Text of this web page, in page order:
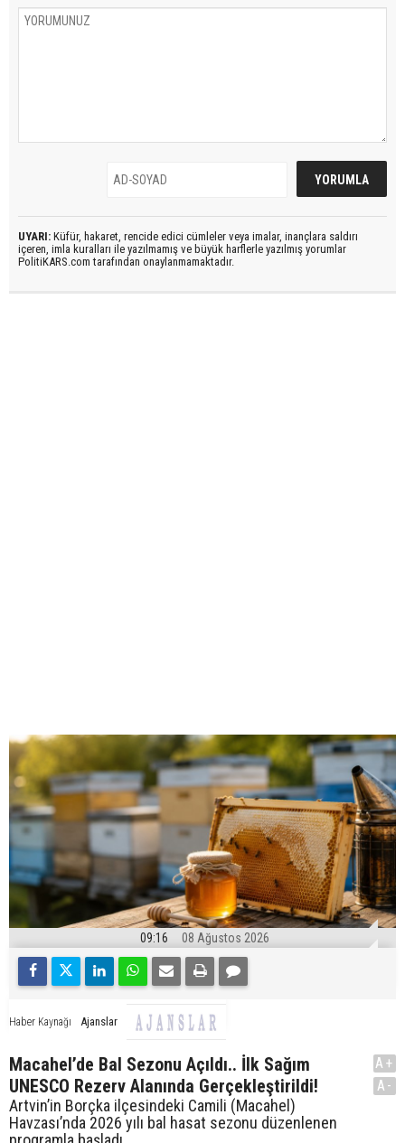
UYARI: Küfür, hakaret, rencide edici cümleler veya imalar, inançlara saldırı
içeren, imla kuralları ile yazılmamış ve büyük harflerle yazılmış yorumlar
PolitiKARS.com tarafından onaylanmamaktadır.
09:16 08 Ağustos 2026
Haber Kaynağı Ajanslar
Macahel’de Bal Sezonu Açıldı.. İlk Sağım
UNESCO Rezerv Alanında Gerçekleştirildi!
Artvin’in Borçka ilçesindeki Camili (Macahel)
Havzası’nda 2026 yılı bal hasat sezonu düzenlenen
A+
A-